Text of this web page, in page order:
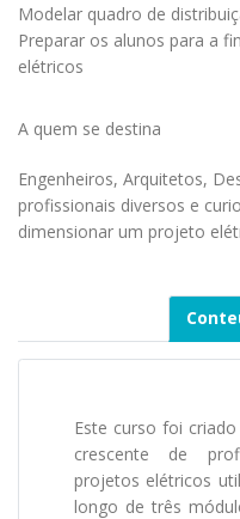
Modelar quadro de
Preparar os alunos para a
elétricos
A quem se destina
Engenheiros, Arquitetos,
profissionais diversos e
dimensionar um projeto
Este curso foi
crescente de
projetos elétricos
longo de três